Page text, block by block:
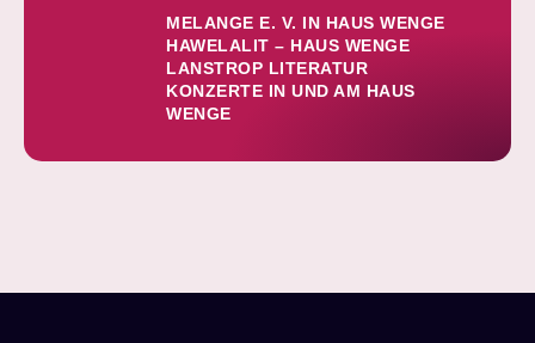
MELANGE E. V. IN HAUS WENGE
HAWELALIT – HAUS WENGE
LANSTROP LITERATUR
KONZERTE IN UND AM HAUS
WENGE